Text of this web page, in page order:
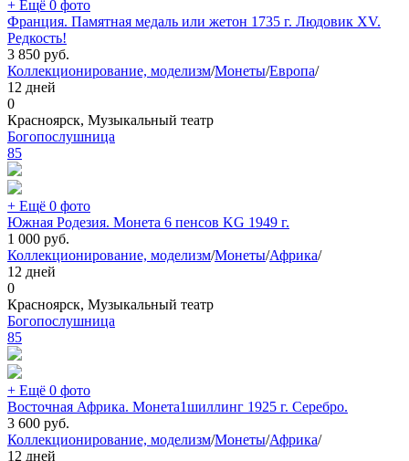
+ Ещё 0 фото
Франция. Памятная медаль или жетон 1735 г. Людовик XV.
Редкость!
3 850 руб.
Коллекционирование, моделизм/Монеты/Европа/
12 дней
0
Красноярск, Музыкальный театр
Богопослушница
85
+ Ещё 0 фото
Южная Родезия. Монета 6 пенсов KG 1949 г.
1 000 руб.
Коллекционирование, моделизм/Монеты/Африка/
12 дней
0
Красноярск, Музыкальный театр
Богопослушница
85
+ Ещё 0 фото
Восточная Африка. Монета1шиллинг 1925 г. Серебро.
3 600 руб.
Коллекционирование, моделизм/Монеты/Африка/
12 дней